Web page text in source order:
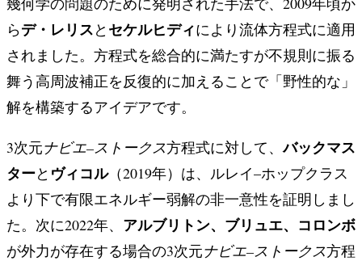
らデ・レリスと セケルヒディにより流体方程式に適用
されました。方程式を総合的に満たすが不規則に振る
舞う高周波補正を反復的に加えることで「野性的な」
解を構築するアイデアです。
3次元ナビエ–ストークス方程式に対して、バックマス
ターと ヴィコル（2019年）は、ルレイ–ホップクラス
より下で有限エネルギー弱解の非一意性を証明しまし
た。次に2022年、 アルブリトン、ブリュエ、コロンボ
が外力が存在する場合の3次元ナビエ–ストークス方程